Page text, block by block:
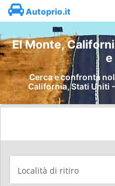
Autoprio.it
El Monte,
e
Cerca e confronta
California, Stati Uniti
Località di ritiro